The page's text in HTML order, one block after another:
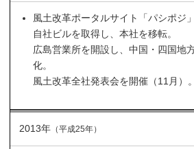
風土改革ポータルサイト「パシポジ
自社ビルを取得し、本社を移転。
広島営業所を開設し、中国・四国地
化。
風土改革全社発表会を開催（11月）。
2013年（平成25年）